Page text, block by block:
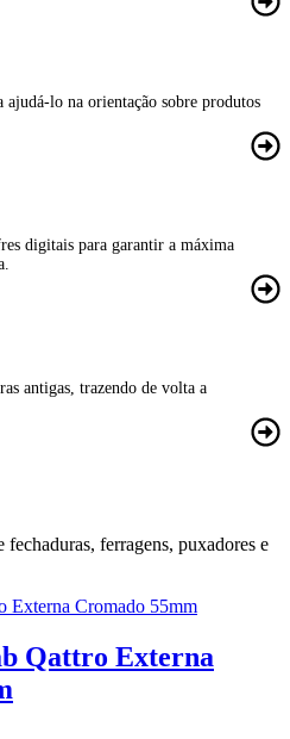
ajudá-lo na orientação sobre produtos
digitais para garantir a máxima
antigas, trazendo de volta a
fechaduras, ferragens, puxadores e
Qattro Externa